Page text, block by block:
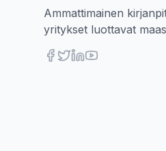
Ammattimainen
yritykset luottavat